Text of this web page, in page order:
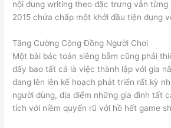
nội dung writing theo đặc trưng vẫn
2015 chứa chấp một khởi đầu tiện dụng
Tăng Cường Cộng Đồng Người Chơi
Một bài bác toán siêng bẵm cũng phải
đấy bao tất cả là việc thành lập với gia
đang lên lên kế hoạch phát triển rất kỳ
người dùng, địa điểm những gia đình tất
tích với niềm quyến rũ với hồ hết game